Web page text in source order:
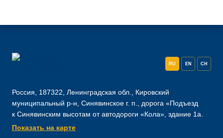
RU EN CH
Россия, 187322, Ленинградская обл., Кировский
муниципальный р-н, Синявинское г. п., дорога «Подъезд
к Синявинским высотам от автодороги «Кола», здание 1а.
Показать на карте